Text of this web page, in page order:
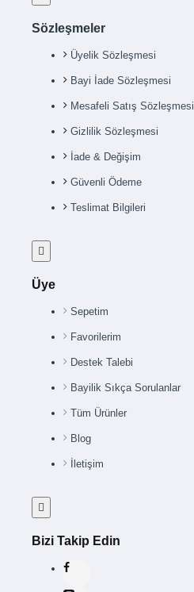
Sözleşmeler
Üyelik Sözleşmesi
Bayi İade Sözleşmesi
Mesafeli Satış Sözleşmesi
Gizlilik Sözleşmesi
İade & Değişim
Güvenli Ödeme
Teslimat Bilgileri
Üye
Sepetim
Favorilerim
Destek Talebi
Bayilik Sıkça Sorulanlar
Tüm Ürünler
Blog
İletişim
Bizi Takip Edin